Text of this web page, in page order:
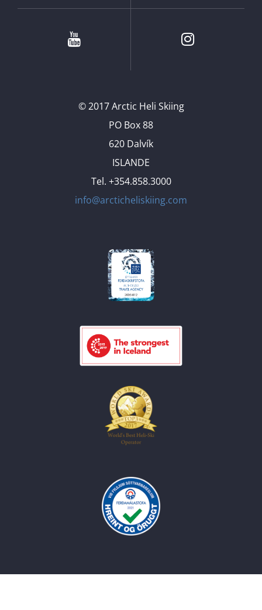
Youtube Instagram
© 2017 Arctic Heli Skiing
PO Box 88
620 Dalvík
ISLANDE
Tel. +354.858.3000
info@arcticheliskiing.com